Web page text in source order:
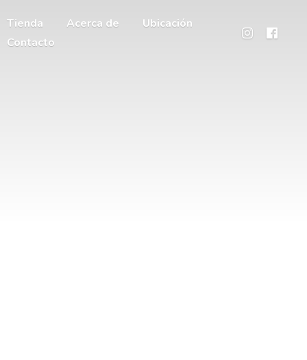
Tienda Acerca de
Ubicación
Contacto